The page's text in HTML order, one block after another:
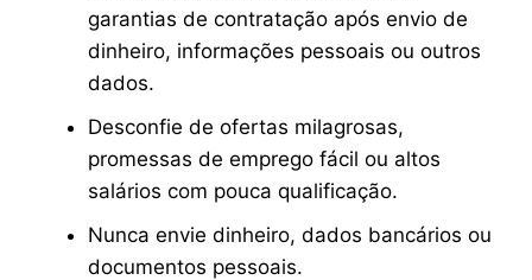
garantias de contratação após envio de
dinheiro, informações pessoais ou outros
dados.
Desconfie de ofertas milagrosas,
promessas de emprego fácil ou altos
salários com pouca qualificação.
Nunca envie dinheiro, dados bancários ou
documentos pessoais.